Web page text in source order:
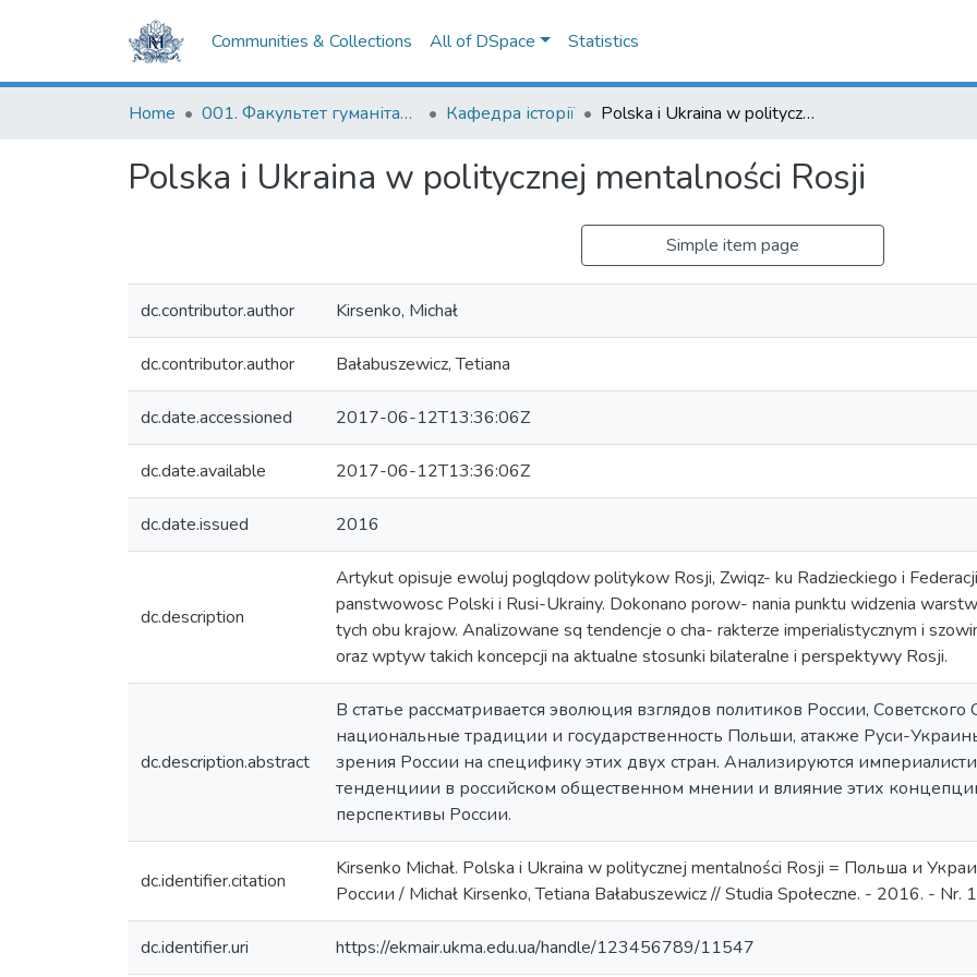
Communities & Collections All of DSpace Statistics
Home 001. Факультет гуманітарних наук Кафедра історії Polska i Ukraina w politycznej mentalności Rosji
Polska i Ukraina w politycznej mentalności Rosji
Simple item page
dc.contributor.author Kirsenko, Michał
dc.contributor.author Bałabuszewicz, Tetiana
dc.date.accessioned 2017-06-12T13:36:06Z
dc.date.available 2017-06-12T13:36:06Z
dc.date.issued 2016
dc.description
Artykut opisuje ewoluj poglqdow politykow Rosji, Zwiqz- ku Radzieckiego i
panstwowosc Polski i Rusi-Ukrainy. Dokonano porow- nania punktu widzenia
tych obu krajow. Analizowane sq tendencje o cha- rakterze imperialistycznym i
oraz wptyw takich koncepcji na aktualne stosunki bilateralne i perspektywy Rosji.
dc.description.abstract
В статье рассматривается эволюция взглядов политиков России,
национальные традиции и государственность Польши, атакже Руси-
зрения России на специфику этих двух стран. Анализируются
тенденциии в российском общественном мнении и влияние этих
перспективы России.
dc.identifier.citation
Kirsenko Michał. Polska i Ukraina w politycznej mentalności Rosji = Польша и
России / Michał Kirsenko, Tetiana Bałabuszewicz // Studia Społeczne. - 2016. - Nr.
dc.identifier.uri https://ekmair.ukma.edu.ua/handle/123456789/11547